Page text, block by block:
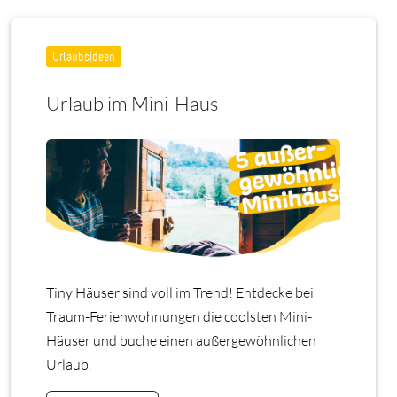
Urlaubsideen
Urlaub im Mini-Haus
Tiny Häuser sind voll im Trend! Entdecke bei
Traum-Ferienwohnungen die coolsten Mini-
Häuser und buche einen außergewöhnlichen
Urlaub.